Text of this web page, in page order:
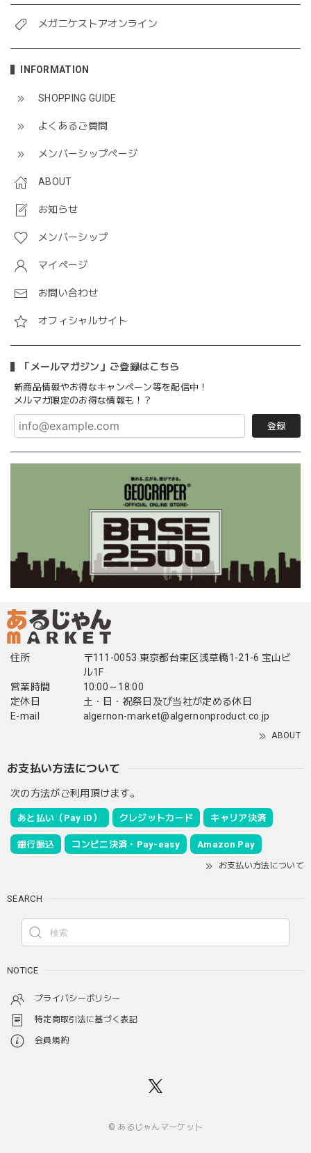
メガニケストアオンライン
INFORMATION
SHOPPING GUIDE
よくあるご質問
メンバーシップページ
ABOUT
お知らせ
メンバーシップ
マイページ
お問い合わせ
オフィシャルサイト
「メールマガジン」ご登録はこちら
新商品情報やお得なキャンペーン等を配信中！
メルマガ限定のお得な情報も！？
登録
住所
〒111-0053 東京都台東区浅草橋1-21-6 宝山ビ
ル1F
営業時間
10:00～18:00
定休日
土・日・祝祭日及び当社が定める休日
E-mail
algernon-market@algernonproduct.co.jp
ABOUT
お支払い方法について
次の方法がご利用頂けます。
あと払い（Pay ID） クレジットカード キャリア決済
銀行振込 コンビニ決済・Pay-easy Amazon Pay
お支払い方法について
SEARCH
NOTICE
プライバシーポリシー
特定商取引法に基づく表記
会員規約
© あるじゃんマーケット